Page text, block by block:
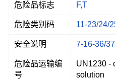
危险品标志 F,T
危险类别码 11-23/24/
安全说明 7-16-36/
危险品运输编
号
UN1230 -
solution